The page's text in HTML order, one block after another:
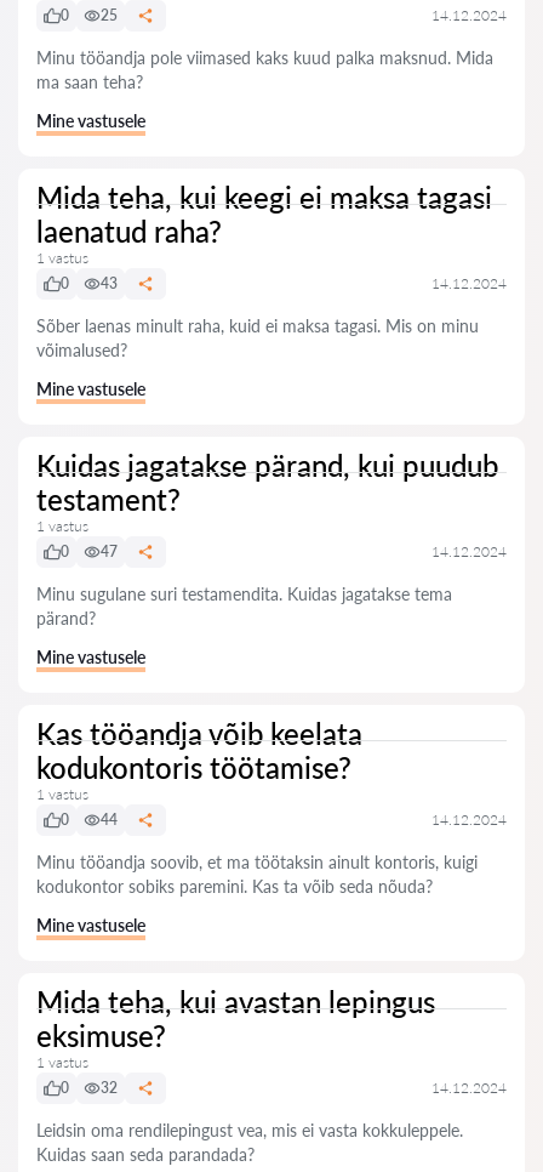
0
25 14.12.2024
Minu tööandja pole viimased kaks kuud palka maksnud. Mida
ma saan teha?
Mine vastusele
Mida teha, kui keegi ei maksa tagasi
laenatud raha?
1 vastus
0
43 14.12.2024
Sõber laenas minult raha, kuid ei maksa tagasi. Mis on minu
võimalused?
Mine vastusele
Kuidas jagatakse pärand, kui puudub
testament?
1 vastus
0
47 14.12.2024
Minu sugulane suri testamendita. Kuidas jagatakse tema
pärand?
Mine vastusele
Kas tööandja võib keelata
kodukontoris töötamise?
1 vastus
0
44 14.12.2024
Minu tööandja soovib, et ma töötaksin ainult kontoris, kuigi
kodukontor sobiks paremini. Kas ta võib seda nõuda?
Mine vastusele
Mida teha, kui avastan lepingus
eksimuse?
1 vastus
0
32 14.12.2024
Leidsin oma rendilepingust vea, mis ei vasta kokkuleppele.
Kuidas saan seda parandada?